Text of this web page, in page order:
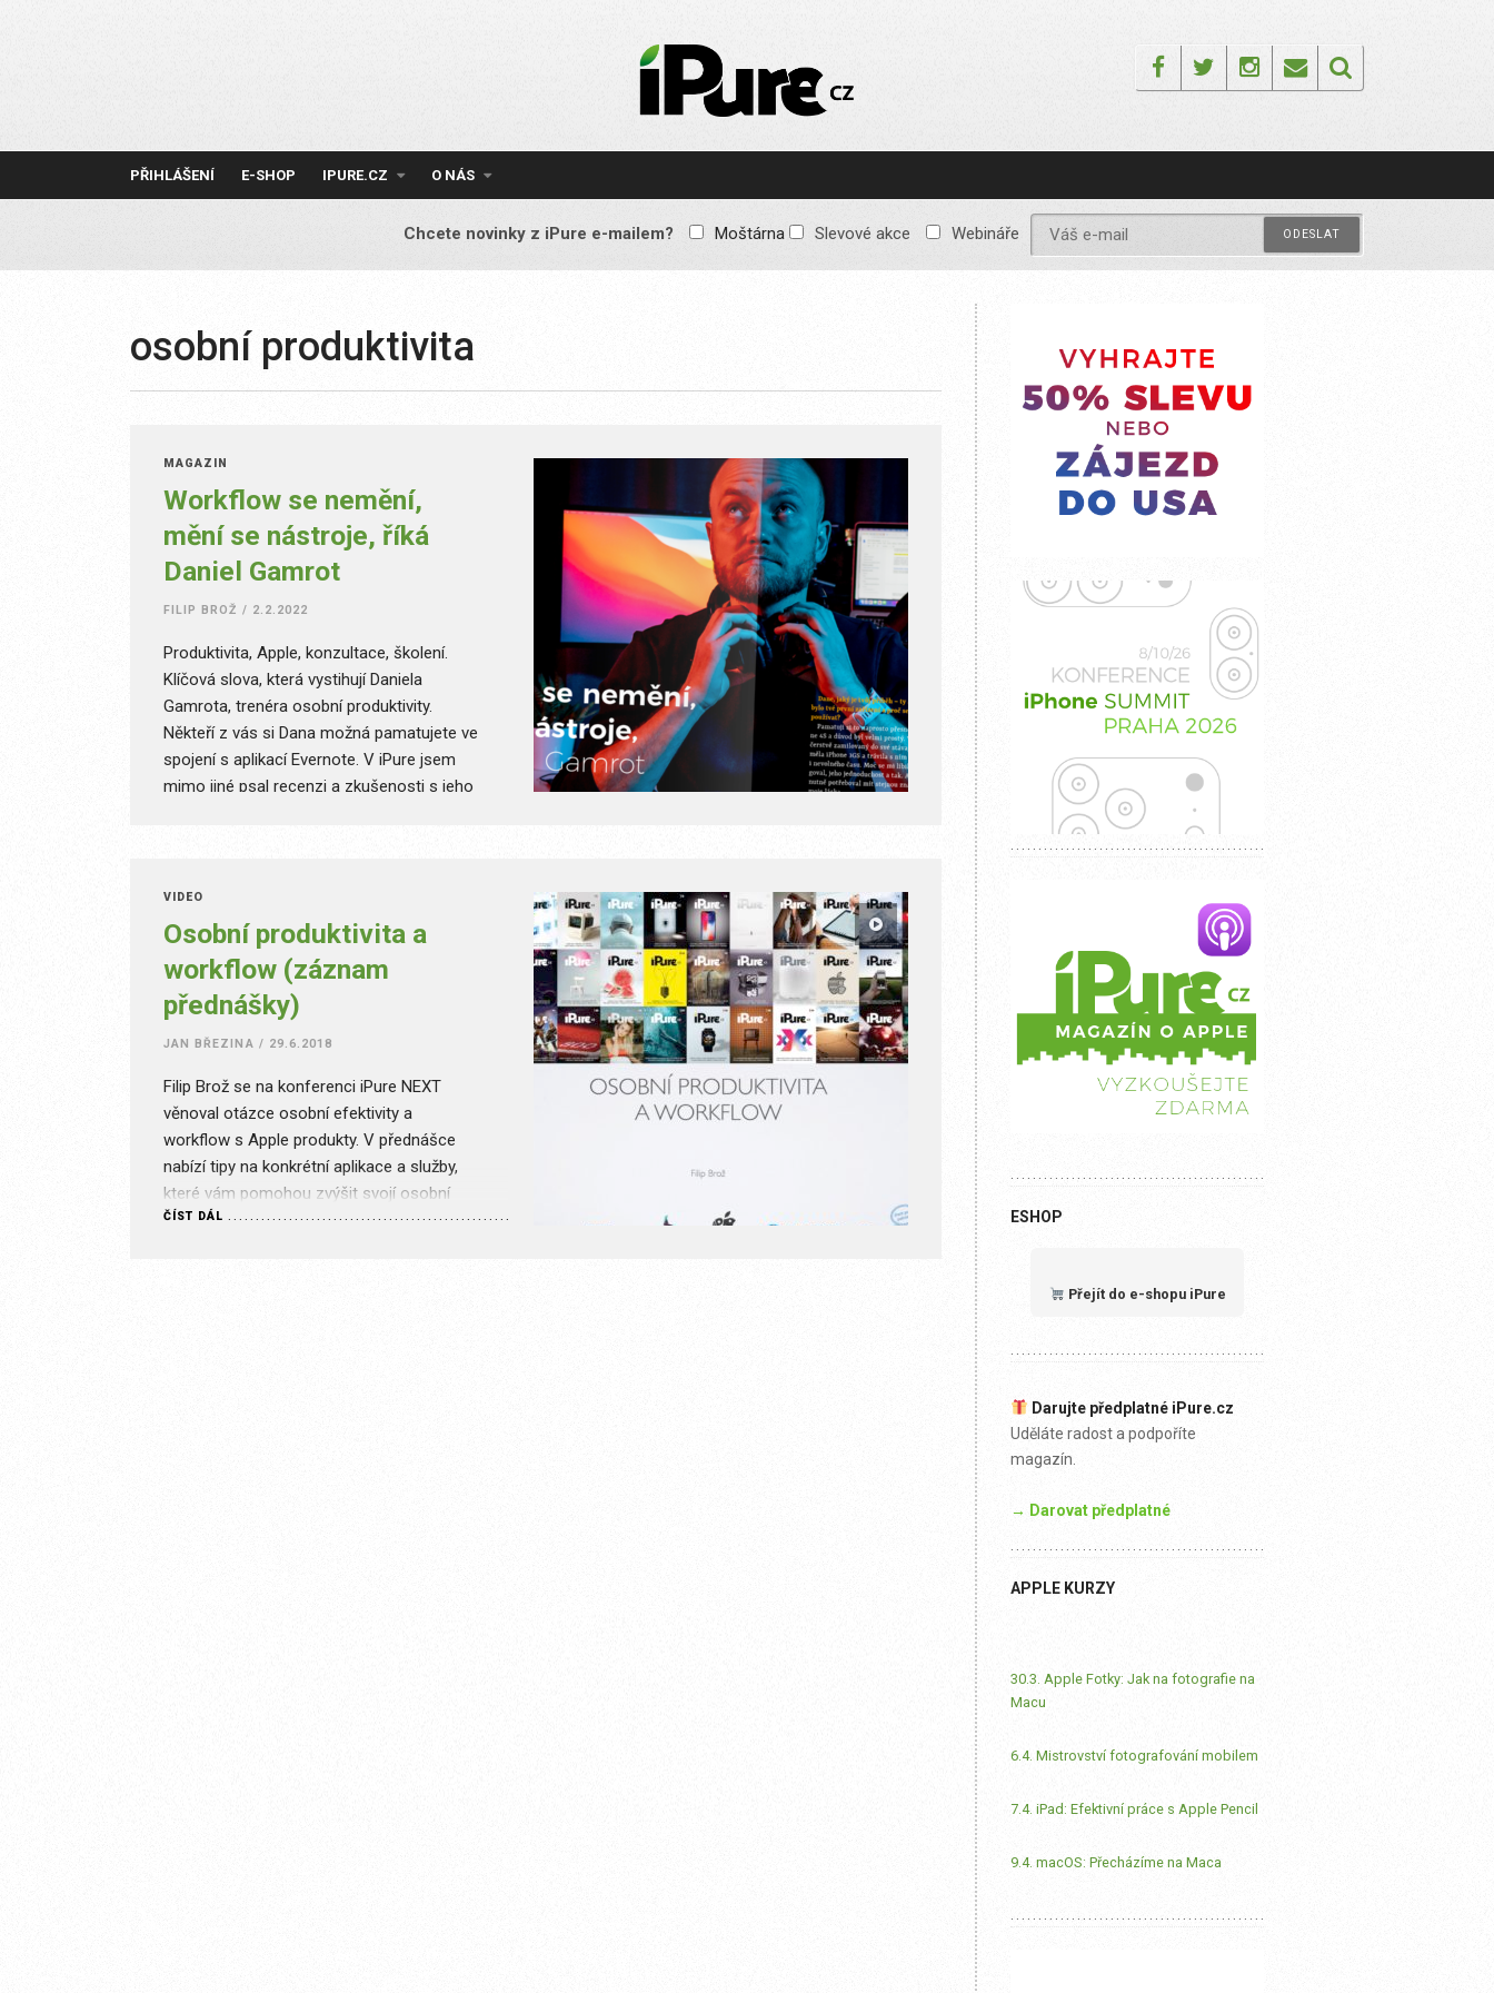
IPURE.CZ
Prémiový Apple e-
reklamy, žádné
obsah pro všechny
FacebookTwitterInstagram
Email
PŘIHLÁŠENÍ E-SHOP IPURE.CZ O NÁS
Chcete novinky z iPure e-mailem? Moštárna Slevové akce Webináře
osobní produktivita
MAGAZÍN
Workflow se nemění,
mění se nástroje, říká
Daniel Gamrot
FILIP BROŽ / 2.2.2022
Produktivita, Apple, konzultace, školení.
Klíčová slova, která vystihují Daniela
Gamrota, trenéra osobní produktivity.
Někteří z vás si Dana možná pamatujete ve
spojení s aplikací Evernote. V iPure jsem
mimo jiné psal recenzi a zkušenosti s jeho
Dan posunul nejen ve svém workflow, ale i
nástrojích. Evernote již dávno opustil. Co
aktuálně používá? A jak vnímá produkty
Apple?
VIDEO
Osobní produktivita a
workflow (záznam
přednášky)
JAN BŘEZINA / 29.6.2018
Filip Brož se na konferenci iPure NEXT
věnoval otázce osobní efektivity a
workflow s Apple produkty. V přednášce
nabízí tipy na konkrétní aplikace a služby,
které vám pomohou zvýšit svojí osobní
efektivitu. Stránka je určena pouze pro
ČÍST DÁL ESHOP
Přejít do e-shopu iPure
Darujte předplatné iPure.cz
Uděláte radost a podpoříte
magazín.
→ Darovat předplatné
APPLE KURZY
30.3. Apple Fotky: Jak na fotografie na
Macu
6.4. Mistrovství fotografování mobilem
7.4. iPad: Efektivní práce s Apple Pencil
9.4. macOS: Přecházíme na Maca